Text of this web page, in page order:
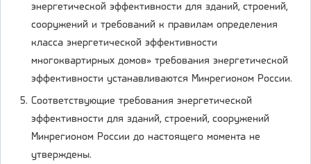
энергетической эффективности для зданий, строений,
сооружений и требований к правилам определения
класса энергетической эффективности
многоквартирных домов» требования энергетической
эффективности устанавливаются Минрегионом России.
Соответствующие требования энергетической
эффективности для зданий, строений, сооружений
Минрегионом России до настоящего момента не
утверждены.